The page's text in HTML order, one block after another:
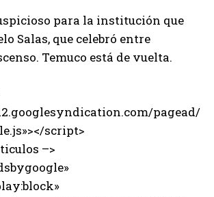
para la institución que
Salas, que celebró entre
Temuco está de vuelta.
pagead/
script>
–>